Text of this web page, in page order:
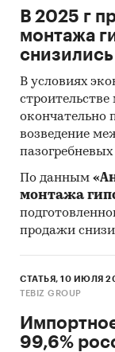
В 2025 г
монтажа
снизились
В условиях
окончательно
возведение
По данным
монтажа
продажи
СТАТЬЯ, 10 ИЮЛЯ
TEBIZ GROUP
99,6%